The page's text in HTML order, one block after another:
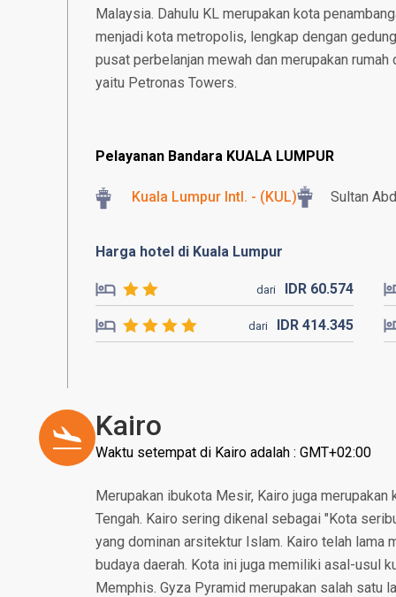
Malaysia. Dahulu KL merupakan kota
menjadi kota metropolis, lengkap dengan
pusat perbelanjan mewah dan merupakan
yaitu Petronas Towers.
Pelayanan Bandara KUALA LUMPUR
Kuala Lumpur Intl. - (KUL) Sultan
Harga hotel di Kuala Lumpur
dari IDR 60.574
dari IDR 414.345
Kairo
Waktu setempat di Kairo adalah : GMT+02:00
Merupakan ibukota Mesir, Kairo juga
Tengah. Kairo sering dikenal sebagai "Kota
yang dominan arsitektur Islam. Kairo telah lama
budaya daerah. Kota ini juga memiliki asal-usul
Memphis. Gyza Pyramid merupakan salah satu